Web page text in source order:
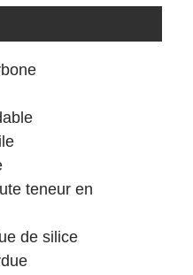
teneur en
de silice